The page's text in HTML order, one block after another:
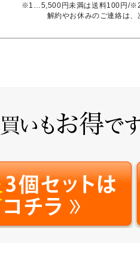
※1…5,500円未満は送料100円/
解約やお休みのご連絡は、